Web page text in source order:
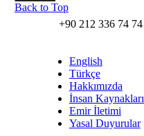
Back to Top
+90 212 336 74 74
English
Türkçe
Hakkımızda
İnsan Kaynakları
Emir İletimi
Yasal Duyurular